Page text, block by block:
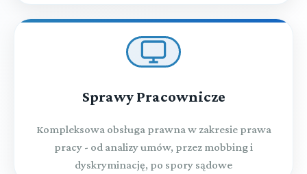
Sprawy Pracownicze
Kompleksowa obsługa prawna w zakresie prawa
pracy - od analizy umów, przez mobbing i
dyskryminację, po spory sądowe